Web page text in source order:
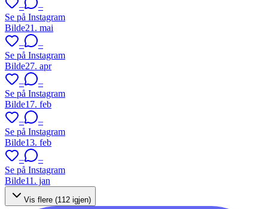
–
–
Se på Instagram
Bilde21. mai
–
–
Se på Instagram
Bilde27. apr
–
–
Se på Instagram
Bilde17. feb
–
–
Se på Instagram
Bilde13. feb
–
–
Se på Instagram
Bilde11. jan
Vis flere (112 igjen)